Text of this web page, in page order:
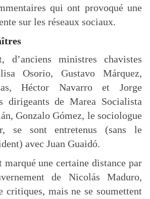
qui ont provoqué une
sur les réseaux sociaux.
d’anciens ministres chavistes
Osorio, Gustavo Márquez,
Héctor Navarro et Jorge
dirigeants de Marea Socialista
Gonzalo Gómez, le sociologue
se sont entretenus (sans le
avec Juan Guaidó.
marqué une certaine distance par
de Nicolás Maduro,
critiques, mais ne se soumettent